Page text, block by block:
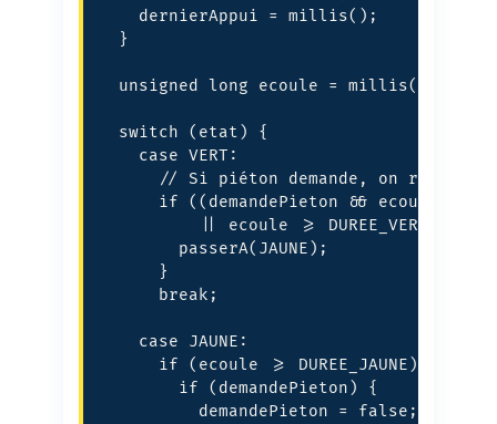
    dernierAppui = millis();
  }
unsigned long ecoule = millis() -
  switch (etat) {
    case VERT:
// Si piéton demande, on
if ((demandePieton && ecoule >=
          || ecoule >= DUREE_VERT) {
        passerA(JAUNE);
      }
      break;
    case JAUNE:
      if (ecoule >= DUREE_JAUNE) {
        if (demandePieton) {
          demandePieton = false;